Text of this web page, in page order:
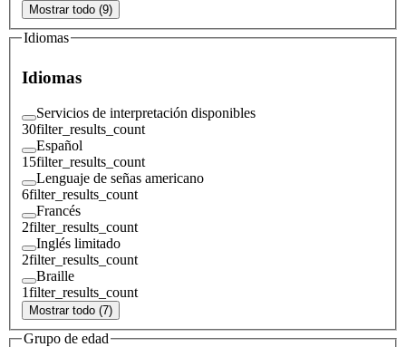
Mostrar todo (9)
Idiomas
Idiomas
Servicios de interpretación disponibles
30filter_results_count
Español
15filter_results_count
Lenguaje de señas americano
6filter_results_count
Francés
2filter_results_count
Inglés limitado
2filter_results_count
Braille
1filter_results_count
Mostrar todo (7)
Grupo de edad